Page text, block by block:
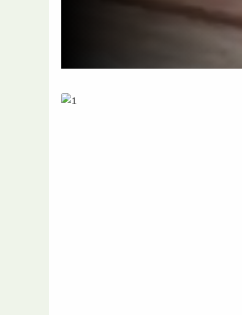
Buddha Steinfiguren